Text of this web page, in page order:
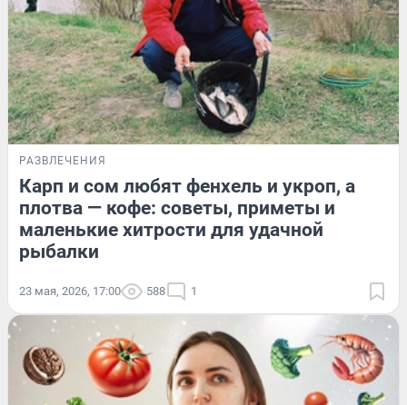
РАЗВЛЕЧЕНИЯ
Карп и сом любят фенхель и укроп, а
плотва — кофе: советы, приметы и
маленькие хитрости для удачной
рыбалки
23 мая, 2026, 17:00 588 1